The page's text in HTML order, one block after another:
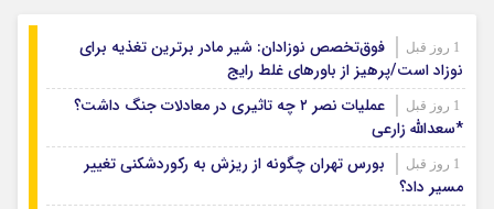
فوق‌تخصص نوزادان: شیر مادر برترین تغذیه برای
نوزاد است/پرهیز از باورهای غلط رایج
عملیات نصر ۲ چه تاثیری در معادلات جنگ داشت؟
*سعدالله زارعی
بورس تهران چگونه از ریزش به رکوردشکنی تغییر
مسیر داد؟